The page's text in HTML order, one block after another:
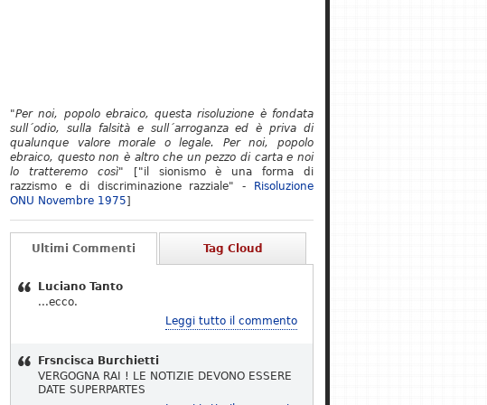
"Per noi, popolo ebraico, questa risoluzione è fondata
sull´odio, sulla falsità e sull´arroganza ed è priva di
qualunque valore morale o legale. Per noi, popolo
ebraico, questo non è altro che un pezzo di carta e noi
lo tratteremo così" ["il sionismo è una forma di
razzismo e di discriminazione razziale" -
Risoluzione
ONU Novembre 1975]
Ultimi Commenti Tag Cloud
Luciano Tanto
...ecco.
Leggi tutto il commento
Frsncisca Burchietti
VERGOGNA RAI ! LE NOTIZIE DEVONO ESSERE
DATE SUPERPARTES